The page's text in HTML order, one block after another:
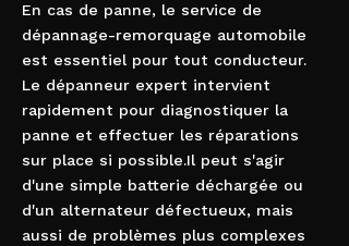
En cas de panne, le service de
dépannage-remorquage automobile
est essentiel pour tout conducteur.
Le dépanneur expert intervient
rapidement pour diagnostiquer la
panne et effectuer les réparations
sur place si possible.Il peut s'agir
d'une simple batterie déchargée ou
d'un alternateur défectueux, mais
aussi de problèmes plus complexes